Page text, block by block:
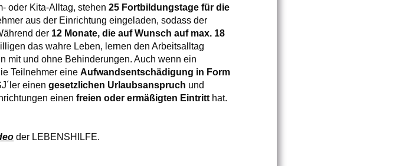
oder Kita-Alltag, stehen25 Fortbildungstage für die
aus der Einrichtung eingeladen, sodass der
der 12 Monate, die auf Wunsch auf max. 18
das wahre Leben, lernen den Arbeitsalltag
mit und ohne Behinderungen. Auch wenn ein
Teilnehmer eineAufwandsentschädigung in Form
einengesetzlichen Urlaubsanspruch und
einenfreien oder ermäßigten Eintritt hat.
der LEBENSHILFE.